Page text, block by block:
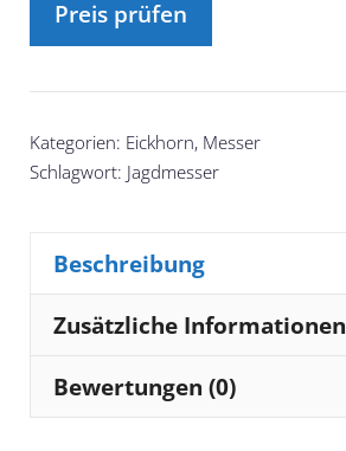
Preis prüfen
Kategorien: Eickhorn, Messer
Schlagwort: Jagdmesser
Beschreibung
Zusätzliche Informationen
Bewertungen (0)